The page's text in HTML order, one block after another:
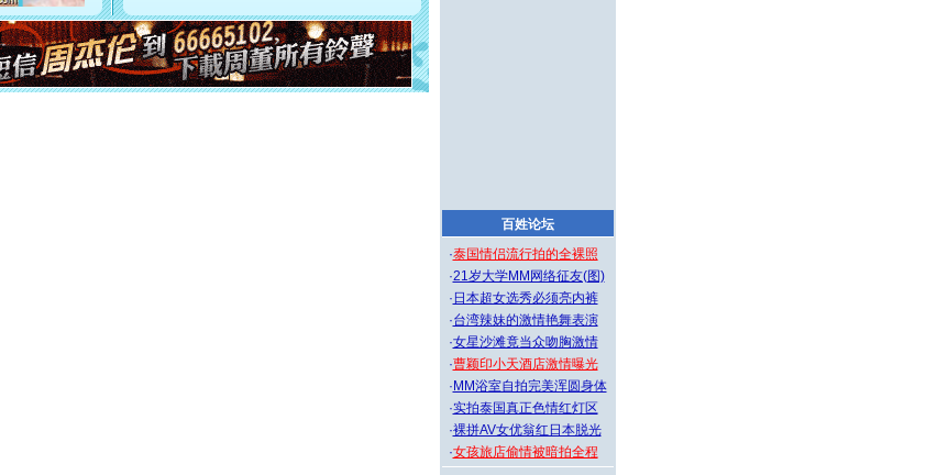
你是我专业！水晶之恋祝你新年快乐
[元旦]如果上天让我许三个愿望，一是今生今世和你在一
起；二是再生再世和你在一起；三是三生三世和你不再分
离。水晶之恋祝你新年快乐
[元旦]当我狠下心扭头离去那一刻，你在我身后无助地哭
百姓论坛
·泰国情侣流行拍的全裸照
·21岁大学MM网络征友(图)
· 日本超女选秀必须亮内裤
·台湾辣妹的激情艳舞表演
·女星沙滩竟当众吻胸激情
·曹颖印小天酒店激情曝光
· MM浴室自拍完美浑圆身体
·实拍泰国真正色情红灯区
·裸拼AV女优翁红日本脱光
·女孩旅店偷情被暗拍全程